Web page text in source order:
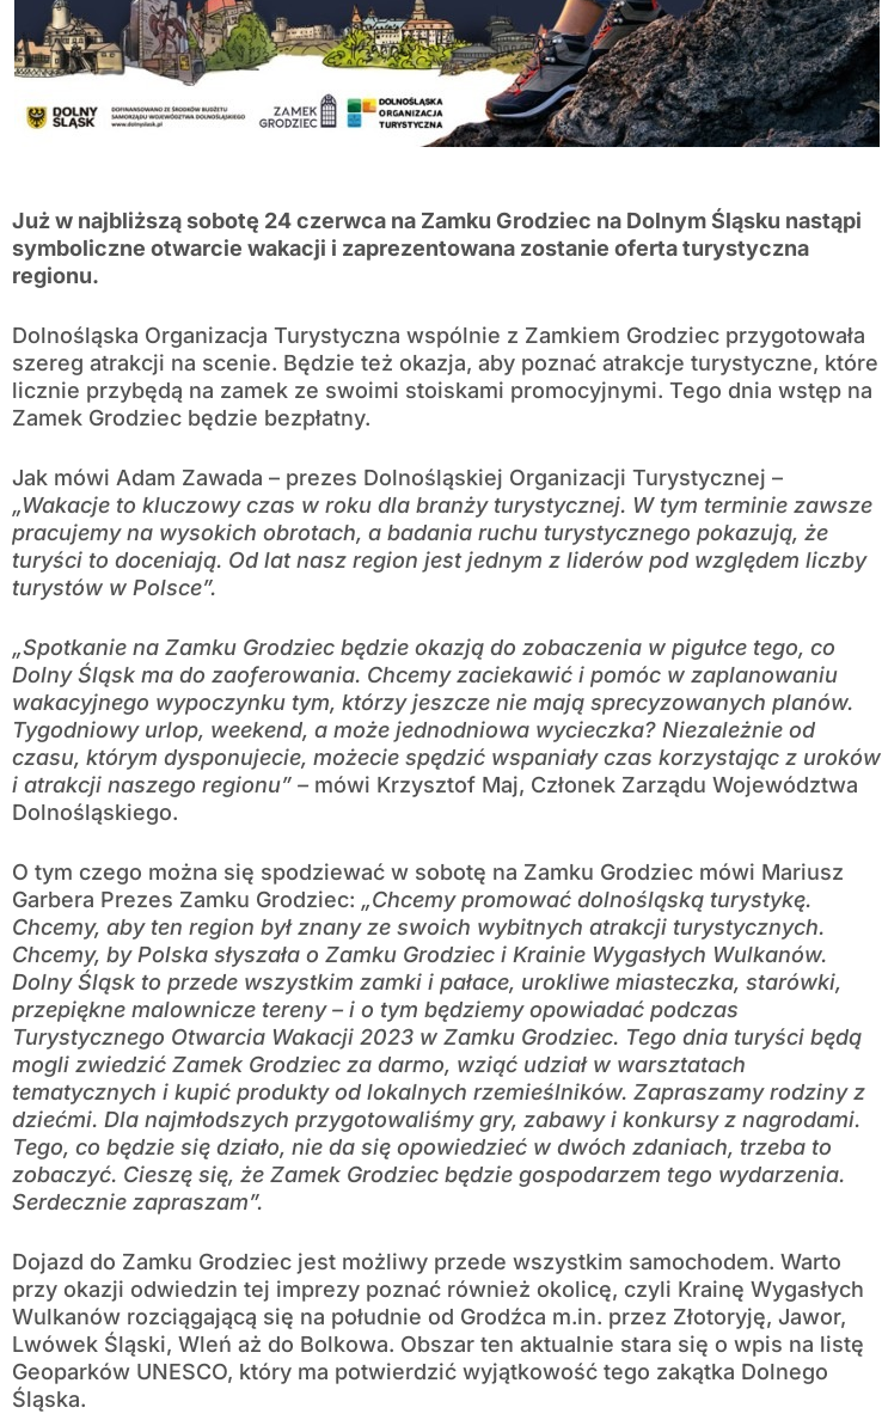
Już w najbliższą sobotę 24 czerwca na Zamku Grodziec na Dolnym Śląsku nastąpi
symboliczne otwarcie wakacji i zaprezentowana zostanie oferta turystyczna
regionu.
Dolnośląska Organizacja Turystyczna wspólnie z Zamkiem Grodziec przygotowała
szereg atrakcji na scenie. Będzie też okazja, aby poznać atrakcje turystyczne, które
licznie przybędą na zamek ze swoimi stoiskami promocyjnymi. Tego dnia wstęp na
Zamek Grodziec będzie bezpłatny.
Jak mówi Adam Zawada – prezes Dolnośląskiej Organizacji Turystycznej –
„Wakacje to kluczowy czas w roku dla branży turystycznej. W tym terminie zawsze
pracujemy na wysokich obrotach, a badania ruchu turystycznego pokazują, że
turyści to doceniają. Od lat nasz region jest jednym z liderów pod względem liczby
turystów w Polsce”.
„Spotkanie na Zamku Grodziec będzie okazją do zobaczenia w pigułce tego, co
Dolny Śląsk ma do zaoferowania. Chcemy zaciekawić i pomóc w zaplanowaniu
wakacyjnego wypoczynku tym, którzy jeszcze nie mają sprecyzowanych planów.
Tygodniowy urlop, weekend, a może jednodniowa wycieczka? Niezależnie od
czasu, którym dysponujecie, możecie spędzić wspaniały czas korzystając z uroków
i atrakcji naszego regionu” – mówi Krzysztof Maj, Członek Zarządu Województwa
Dolnośląskiego.
O tym czego można się spodziewać w sobotę na Zamku Grodziec mówi Mariusz
Garbera Prezes Zamku Grodziec: „Chcemy promować dolnośląską turystykę.
Chcemy, aby ten region był znany ze swoich wybitnych atrakcji turystycznych.
Chcemy, by Polska słyszała o Zamku Grodziec i Krainie Wygasłych Wulkanów.
Dolny Śląsk to przede wszystkim zamki i pałace, urokliwe miasteczka, starówki,
przepiękne malownicze tereny – i o tym będziemy opowiadać podczas
Turystycznego Otwarcia Wakacji 2023 w Zamku Grodziec. Tego dnia turyści będą
mogli zwiedzić Zamek Grodziec za darmo, wziąć udział w warsztatach
tematycznych i kupić produkty od lokalnych rzemieślników. Zapraszamy rodziny z
dziećmi. Dla najmłodszych przygotowaliśmy gry, zabawy i konkursy z nagrodami.
Tego, co będzie się działo, nie da się opowiedzieć w dwóch zdaniach, trzeba to
zobaczyć. Cieszę się, że Zamek Grodziec będzie gospodarzem tego wydarzenia.
Serdecznie zapraszam”.
Dojazd do Zamku Grodziec jest możliwy przede wszystkim samochodem. Warto
przy okazji odwiedzin tej imprezy poznać również okolicę, czyli Krainę Wygasłych
Wulkanów rozciągającą się na południe od Grodźca m.in. przez Złotoryję, Jawor,
Lwówek Śląski, Wleń aż do Bolkowa. Obszar ten aktualnie stara się o wpis na listę
Geoparków UNESCO, który ma potwierdzić wyjątkowość tego zakątka Dolnego
Śląska.